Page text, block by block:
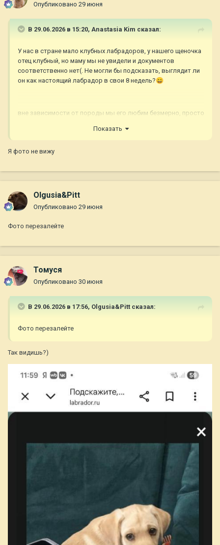
Опубликовано 29 июня
В 29.06.2026 в 15:20, Anastasia Kim сказал:
У нас в стране мало клубных лабрадоров, у нашего щеночка
отец клубный, но маму мы не увидели и документов
соответственно нет(. Не могли бы подсказать, выглядит ли
он как настоящий лабрадор в свои 8 недель?😄
вне зависимости от породы мы его любим безмерно, просто
Показать
Я фото не вижу
Olgusia&Pitt
Опубликовано 29 июня
Фото перезалейте
Томуся
Опубликовано 30 июня
В 29.06.2026 в 17:56, Olgusia&Pitt сказал:
Фото перезалейте
Так видишь?)